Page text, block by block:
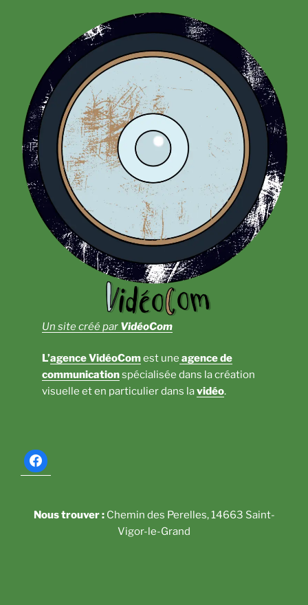
Un site créé par VidéoCom
L’agence VidéoComest une agence de
communicationspécialisée dans la création
visuelle et en particulier dans lavidéo.
Nous trouver :Chemin des Perelles, 14663 Saint-
Vigor-le-Grand